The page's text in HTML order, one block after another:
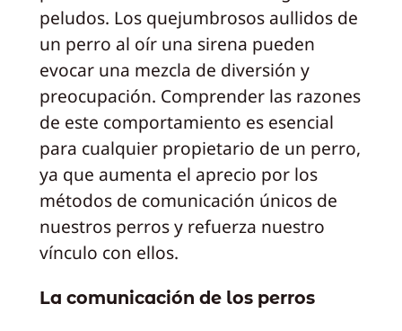
peludos. Los quejumbrosos aullidos de
un perro al oír una sirena pueden
evocar una mezcla de diversión y
preocupación. Comprender las razones
de este comportamiento es esencial
para cualquier propietario de un perro,
ya que aumenta el aprecio por los
métodos de comunicación únicos de
nuestros perros y refuerza nuestro
vínculo con ellos.
La comunicación de los perros